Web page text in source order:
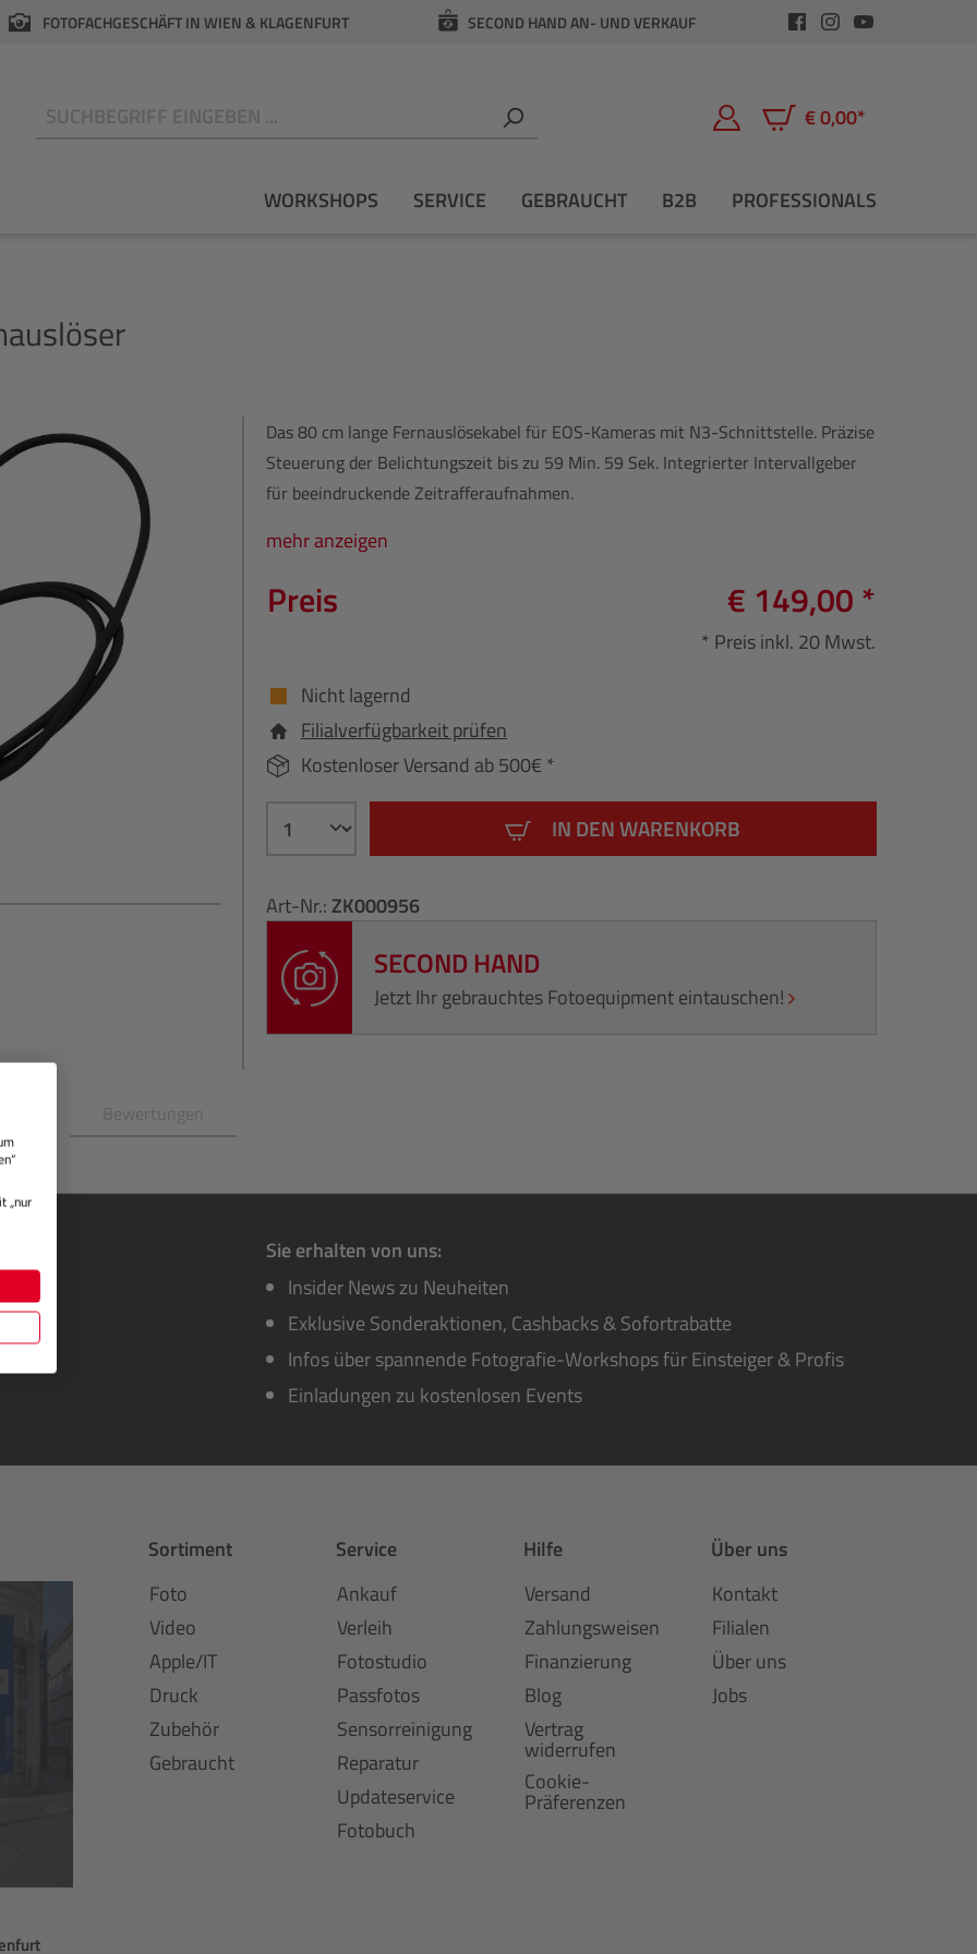
FOTOFACHGESCHÄFT IN WIEN & KLAGENFURT SECOND HAND AN- UND VERKAUF
€ 0,00*
Warenkorb enthält 0
WORKSHOPS SERVICE GEBRAUCHT B2B PROFESSIONALS
Das 80 cm lange Fernauslösekabel für EOS-Kameras mit N3-Schnittstelle. Präzise
Steuerung der Belichtungszeit bis zu 59 Min. 59 Sek. Integrierter Intervallgeber
für beeindruckende Zeitrafferaufnahmen.
mehr anzeigen
Preis € 149,00 *
* Preis inkl. 20 Mwst.
Nicht lagernd
Filialverfügbarkeit prüfen
Kostenloser Versand ab 500€ *
IN DEN WARENKORB
Art-Nr.: ZK000956
SECOND HAND
Jetzt Ihr gebrauchtes Fotoequipment eintauschen!
Bewertungen
Sie erhalten von uns:
Insider News zu Neuheiten
Exklusive Sonderaktionen, Cashbacks & Sofortrabatte
Infos über spannende Fotografie-Workshops für Einsteiger & Profis
Einladungen zu kostenlosen Events
Sortiment
Foto
Video
Apple/IT
Druck
Zubehör
Gebraucht
Service
Ankauf
Verleih
Fotostudio
Passfotos
Sensorreinigung
Reparatur
Updateservice
Fotobuch
Hilfe
Versand
Zahlungsweisen
Finanzierung
Blog
Vertrag
widerrufen
Cookie-
Präferenzen
Über uns
Kontakt
Filialen
Über uns
Jobs
„nur